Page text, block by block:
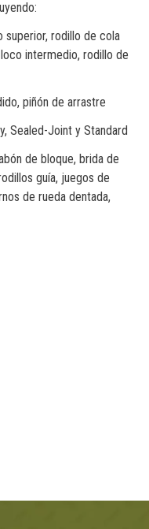
superior, rodillo de cola
intermedio, rodillo de
piñón de arrastre
Sealed-Joint y Standard
de bloque, brida de
guía, juegos de
de rueda dentada,